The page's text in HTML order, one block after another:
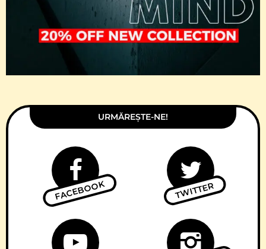
URMĂREȘTE-NE!
FACEBOOK TWITTER